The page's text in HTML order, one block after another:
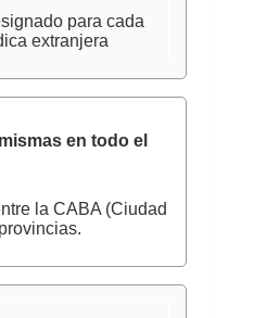
para cada
extranjera
en todo el
la CABA (Ciudad